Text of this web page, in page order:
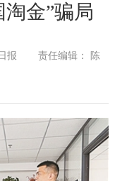
金”骗局
报
责任编辑： 陈